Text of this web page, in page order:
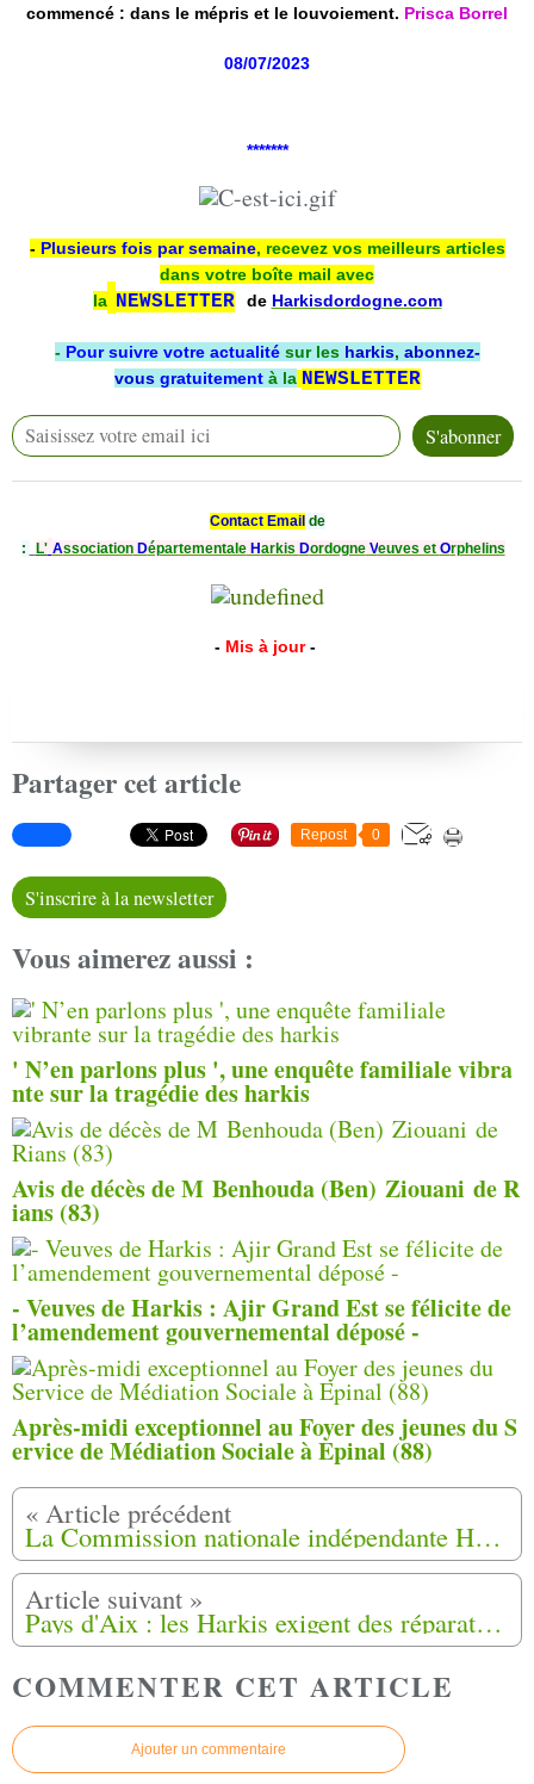
commencé : dans le mépris et le louvoiement. Prisca Borrel
08/07/2023
*******
- Plusieurs fois par semaine, recevez vos meilleurs articles
dans votre boîte mail avec
la NEWSLETTER de Harkisdordogne.com
- Pour suivre votre actualité sur les harkis, abonnez-
vous gratuitement à la NEWSLETTER
Contact Email de
:
L' AssociationDépartementaleHarkis DordogneVeuves et Orphelins
- Mis à jour -
Partager cet article
Repost 0
S'inscrire à la newsletter
Vous aimerez aussi :
' N’en parlons plus ', une enquête familiale vibra
nte sur la tragédie des harkis
Avis de décès de M Benhouda (Ben) Ziouani de R
ians (83)
- Veuves de Harkis : Ajir Grand Est se félicite de
l’amendement gouvernemental déposé -
Après-midi exceptionnel au Foyer des jeunes du S
ervice de Médiation Sociale à Epinal (88)
La Commission nationale indépendante Harkis (CNIH) valide les indemnisations (15 juin 2023)
Pays d'Aix : les Harkis exigent des réparations de l'État français
COMMENTER CET ARTICLE
Ajouter un commentaire